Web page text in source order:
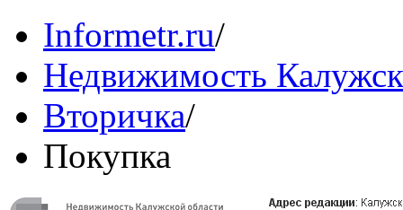
Informetr.ru/
Недвижимость
Вторичка/
Покупка